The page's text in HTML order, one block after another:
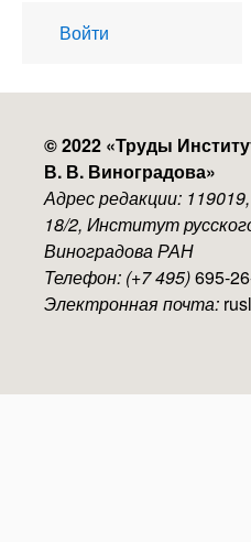
User
account
Войти
© 2022 «Труды
В. В. Виноградова»
Адрес редакции:
18/2, Институт
Виноградова РАН
Телефон: (+7 495)695-
Электронная почта: